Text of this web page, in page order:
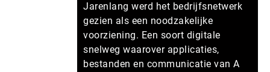
Jarenlang werd het bedrijfsnetwerk
gezien als een noodzakelijke
voorziening. Een soort digitale
snelweg waarover applicaties,
bestanden en communicatie van A